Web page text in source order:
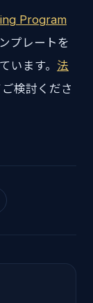
Program
プレートを
います。 法
検討くださ